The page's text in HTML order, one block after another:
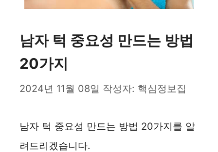
남자 턱 중요성 만드는 방법
20가지
2024년 11월 08일 작성자: 핵심정보집
남자 턱 중요성 만드는 방법 20가지를 알
려드리겠습니다.